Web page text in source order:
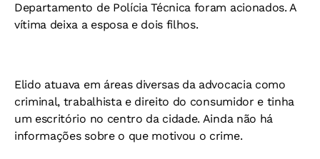
Departamento de Polícia Técnica foram acionados. A
vítima deixa a esposa e dois filhos.
Elido atuava em áreas diversas da advocacia como
criminal, trabalhista e direito do consumidor e tinha
um escritório no centro da cidade. Ainda não há
informações sobre o que motivou o crime.